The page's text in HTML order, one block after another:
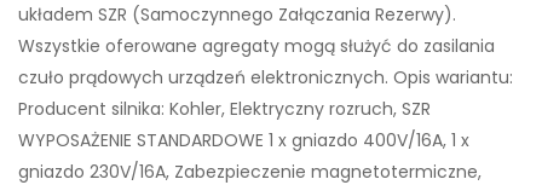
układem SZR (Samoczynnego Załączania Rezerwy).
Wszystkie oferowane agregaty mogą służyć do zasilania
czuło prądowych urządzeń elektronicznych. Opis wariantu:
Producent silnika: Kohler, Elektryczny rozruch, SZR
WYPOSAŻENIE STANDARDOWE 1 x gniazdo 400V/16A, 1 x
gniazdo 230V/16A, Zabezpieczenie magnetotermiczne,